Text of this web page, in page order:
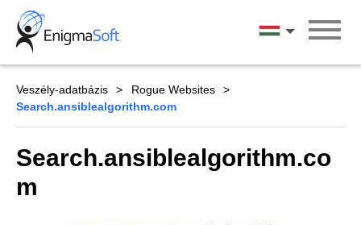
Skip
content
Magyar
Veszély-adatbázis
Rogue Websites
Search.ansiblealgorithm.com
Search.ansiblealgorithm.co
m